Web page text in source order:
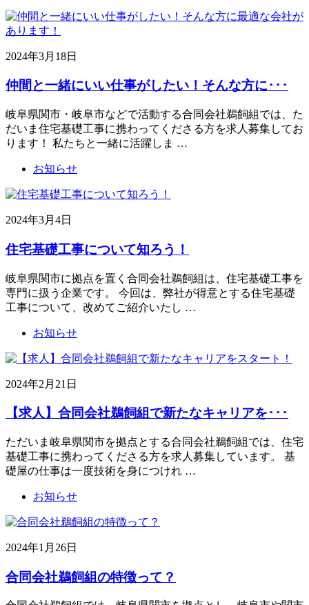
2024年3月18日
仲間と一緒にいい仕事がしたい！そんな方に･･･
岐阜県関市・岐阜市などで活動する合同会社鵜飼組では、た
だいま住宅基礎工事に携わってくださる方を求人募集してお
ります！ 私たちと一緒に活躍しま …
お知らせ
2024年3月4日
住宅基礎工事について知ろう！
岐阜県関市に拠点を置く合同会社鵜飼組は、住宅基礎工事を
専門に扱う企業です。 今回は、弊社が得意とする住宅基礎
工事について、改めてご紹介いたし …
お知らせ
2024年2月21日
【求人】合同会社鵜飼組で新たなキャリアを･･･
ただいま岐阜県関市を拠点とする合同会社鵜飼組では、住宅
基礎工事に携わってくださる方を求人募集しています。 基
礎屋の仕事は一度技術を身につけれ …
お知らせ
2024年1月26日
合同会社鵜飼組の特徴って？